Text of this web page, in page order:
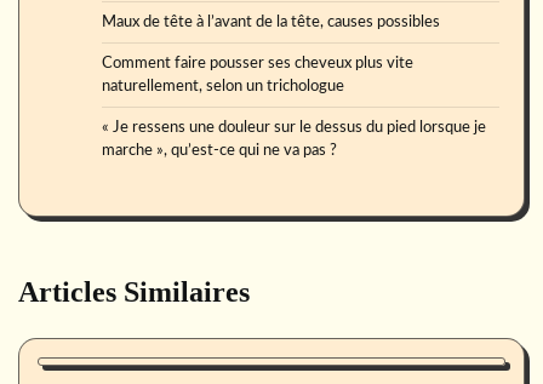
Maux de tête à l’avant de la tête, causes possibles
Comment faire pousser ses cheveux plus vite
naturellement, selon un trichologue
« Je ressens une douleur sur le dessus du pied lorsque je
marche », qu’est-ce qui ne va pas ?
Articles Similaires
Forme